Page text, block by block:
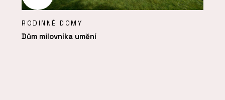
RODINNÉ DOMY
Dům milovníka umění